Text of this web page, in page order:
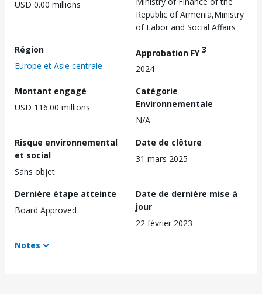
USD 0.00 millions
Republic of Armenia,Ministry
of Labor and Social Affairs
Région
Europe et Asie centrale
Approbation FY3
2024
Montant engagé
USD 116.00 millions
Catégorie
Environnementale
N/A
Risque environnemental
et social
Sans objet
Date de clôture
31 mars 2025
Dernière étape atteinte
Board Approved
Date de dernière mise à
jour
22 février 2023
Notes